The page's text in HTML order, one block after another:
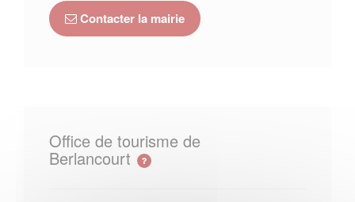
Contacter la mairie
Office de tourisme de
Berlancourt